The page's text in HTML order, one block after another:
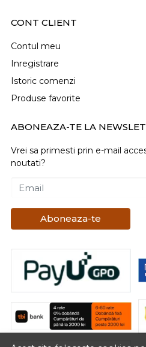
CONT CLIENT
Contul meu
Inregistrare
Istoric comenzi
Produse favorite
ABONEAZA-TE LA
Vrei sa primesti prin e-mail
noutati?
Email
Aboneaza-te